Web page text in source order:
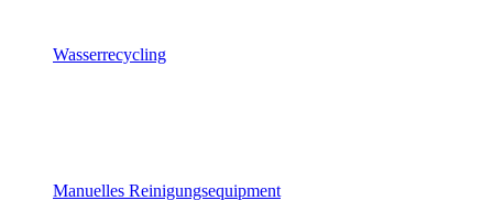
Wasserrecycling
Manuelles Reinigungsequipment